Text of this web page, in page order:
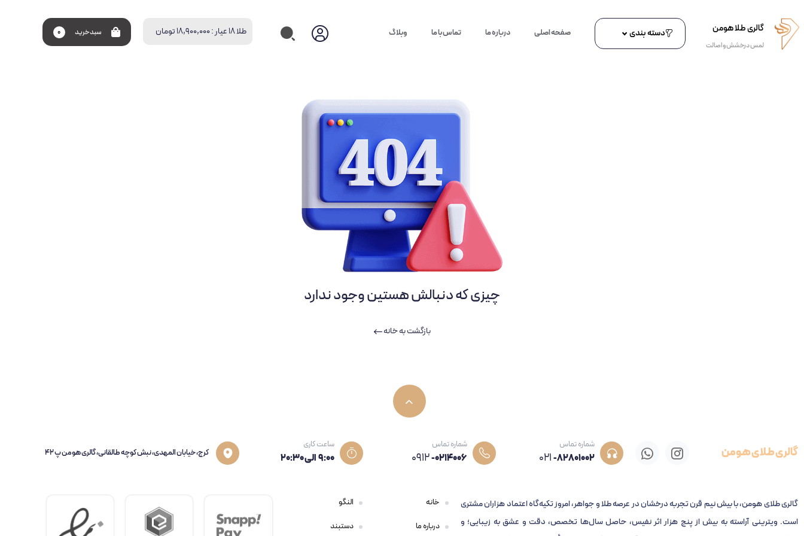
گالری طلا هومن
لمس درخشش و اصالت
دسته بندی صفحه اصلی درباره ما تماس با ما وبلاگ طلا 18 عیار : 18,900,000 تومان سبد‌خرید 0
چیزی که دنبالش هستین وجود ندارد
بازگشت به خانه
گالری طلای هومن شماره تماس
021-82801002
شماره تماس
0912-0214006
ساعت کاری
۹:۰۰ الی 20:30 کرج، خیابان المهدی، نبش کوچه طالقانی، گالری هومن پ 42
گالری طلای هومن، با بیش نیم قرن تجربه‌ درخشان در عرصه طلا و جواهر، امروز تکیه‌گاه اعتماد هزاران مشتری
است. ویترینی آراسته به بیش از پنج هزار اثر نفیس، حاصل سال‌ها تخصص، دقت و عشق به زیبایی؛ و
خانه
درباره ما
النگو
دستبند